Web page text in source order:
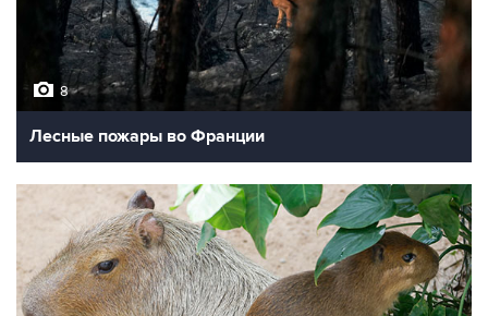
8
Лесные пожары во Франции